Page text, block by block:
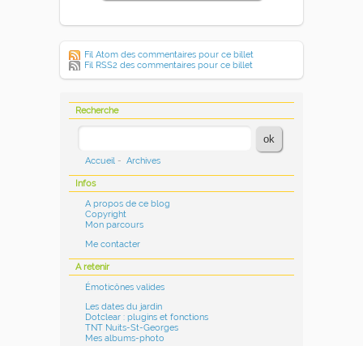
Fil Atom des commentaires pour ce billet
Fil RSS2 des commentaires pour ce billet
Recherche
Accueil - Archives
Infos
A propos de ce blog
Copyright
Mon parcours
Me contacter
A retenir
Émoticônes valides
Les dates du jardin
Dotclear : plugins et fonctions
TNT Nuits-St-Georges
Mes albums-photo